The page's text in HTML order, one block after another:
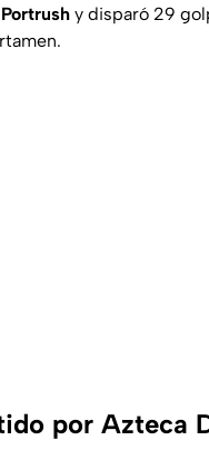
y disparó 29
por Azteca